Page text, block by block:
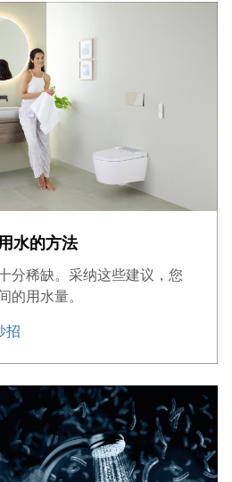
水的方法
分稀缺。采纳这些建议，您
的用水量。
招